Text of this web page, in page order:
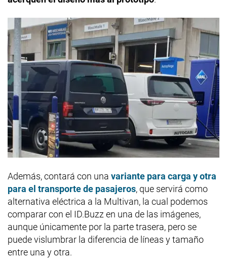
Además, contará con una variante para carga y otra
para el transporte de pasajeros, que servirá como
alternativa eléctrica a la Multivan, la cual podemos
comparar con el ID.Buzz en una de las imágenes,
aunque únicamente por la parte trasera, pero se
puede vislumbrar la diferencia de líneas y tamaño
entre una y otra.